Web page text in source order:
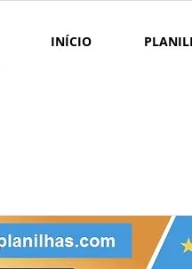
INÍCIO